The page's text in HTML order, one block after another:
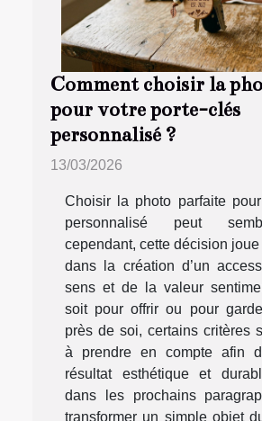
Comment choisir la
pour votre porte-clés
personnalisé ?
13/03/2026
Choisir la photo parfaite
personnalisé peut
cependant, cette décision joue
dans la création d’un
sens et de la valeur
soit pour offrir ou pour
près de soi, certains critères
à prendre en compte afin
résultat esthétique et
dans les prochains
transformer un simple objet